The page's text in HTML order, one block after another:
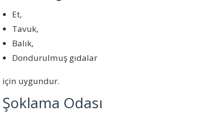
Et,
Tavuk,
Balık,
Dondurulmuş gıdalar
için uygundur.
Şoklama Odası